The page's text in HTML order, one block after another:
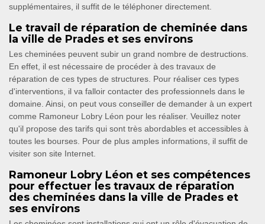
supplémentaires, il suffit de le téléphoner directement.
Le travail de réparation de cheminée dans
la ville de Prades et ses environs
Les cheminées peuvent subir un grand nombre de destructions.
En effet, il est nécessaire de procéder à des travaux de
réparation de ces types de structures. Pour réaliser ces types
d'interventions, il va falloir contacter des professionnels dans le
domaine. Ainsi, on peut vous conseiller de demander à un expert
comme Ramoneur Lobry Léon pour les réaliser. Veuillez noter
qu'il propose des tarifs qui sont très abordables et accessibles à
toutes les bourses. Pour de plus amples informations, il suffit de
visiter son site Internet.
Ramoneur Lobry Léon et ses compétences
pour effectuer les travaux de réparation
des cheminées dans la ville de Prades et
ses environs